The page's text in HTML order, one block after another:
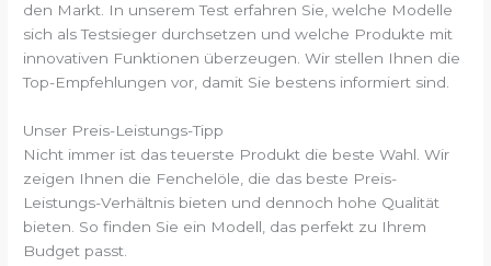
den Markt. In unserem Test erfahren Sie, welche Modelle
sich als Testsieger durchsetzen und welche Produkte mit
innovativen Funktionen überzeugen. Wir stellen Ihnen die
Top-Empfehlungen vor, damit Sie bestens informiert sind.
Unser Preis-Leistungs-Tipp
Nicht immer ist das teuerste Produkt die beste Wahl. Wir
zeigen Ihnen die Fenchelöle, die das beste Preis-
Leistungs-Verhältnis bieten und dennoch hohe Qualität
bieten. So finden Sie ein Modell, das perfekt zu Ihrem
Budget passt.